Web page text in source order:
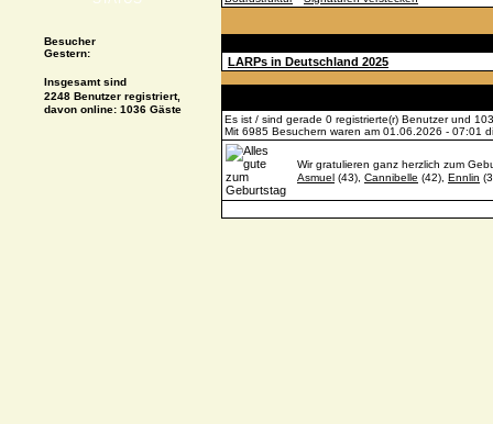
Besucher
Gestern:
Insgesamt sind
2248 Benutzer registriert,
davon online: 1036 Gäste
LARPs in Deutschland 2025
Es ist / sind gerade 0 registrierte(r) Benutzer und
Mit 6985 Besuchern waren am 01.06.2026 - 07:01
Wir gratulieren ganz herzlich zum
Asmuel (43), Cannibelle (42), Ennlin